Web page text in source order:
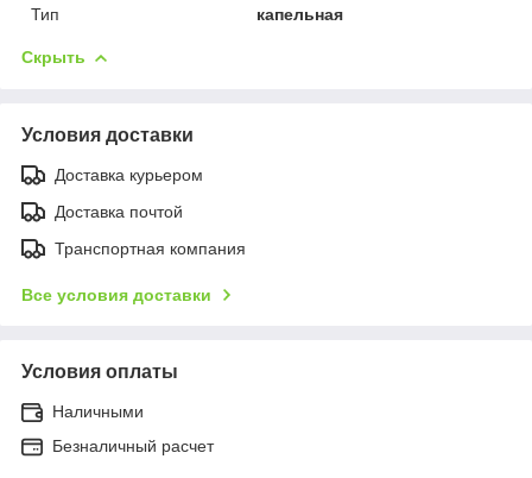
Тип
капельная
Скрыть
Условия доставки
Доставка курьером
Доставка почтой
Транспортная компания
Все условия доставки
Условия оплаты
Наличными
Безналичный расчет